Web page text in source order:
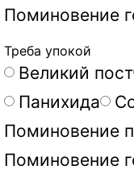
Поминовение
Треба упокой
Великий пост
Панихида
Поминовение
Поминовение